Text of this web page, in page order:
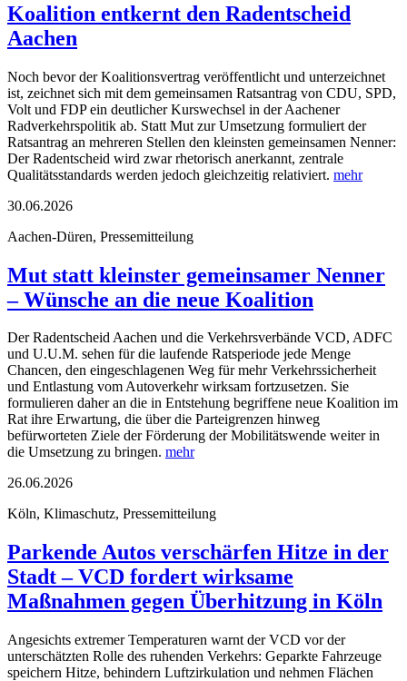
Koalition entkernt den Radentscheid
Aachen
Noch bevor der Koalitionsvertrag veröffentlicht und unterzeichnet
ist, zeichnet sich mit dem gemeinsamen Ratsantrag von CDU, SPD,
Volt und FDP ein deutlicher Kurswechsel in der Aachener
Radverkehrspolitik ab. Statt Mut zur Umsetzung formuliert der
Ratsantrag an mehreren Stellen den kleinsten gemeinsamen Nenner:
Der Radentscheid wird zwar rhetorisch anerkannt, zentrale
Qualitätsstandards werden jedoch gleichzeitig relativiert. mehr
30.06.2026
Aachen-Düren, Pressemitteilung
Mut statt kleinster gemeinsamer Nenner
– Wünsche an die neue Koalition
Der Radentscheid Aachen und die Verkehrsverbände VCD, ADFC
und U.U.M. sehen für die laufende Ratsperiode jede Menge
Chancen, den eingeschlagenen Weg für mehr Verkehrssicherheit
und Entlastung vom Autoverkehr wirksam fortzusetzen. Sie
formulieren daher an die in Entstehung begriffene neue Koalition im
Rat ihre Erwartung, die über die Parteigrenzen hinweg
befürworteten Ziele der Förderung der Mobilitätswende weiter in
die Umsetzung zu bringen. mehr
26.06.2026
Köln, Klimaschutz, Pressemitteilung
Parkende Autos verschärfen Hitze in der
Stadt – VCD fordert wirksame
Maßnahmen gegen Überhitzung in Köln
Angesichts extremer Temperaturen warnt der VCD vor der
unterschätzten Rolle des ruhenden Verkehrs: Geparkte Fahrzeuge
speichern Hitze, behindern Luftzirkulation und nehmen Flächen